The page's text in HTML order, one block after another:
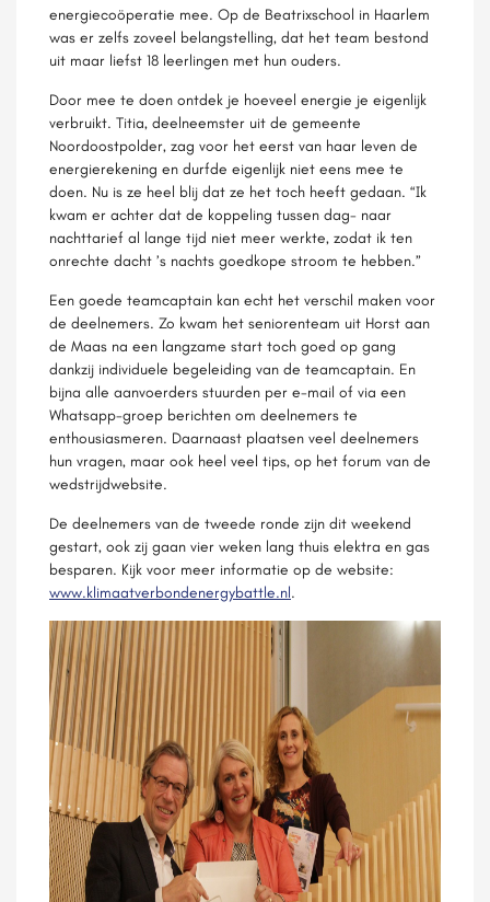
energiecoöperatie mee. Op de Beatrixschool in Haarlem
was er zelfs zoveel belangstelling, dat het team bestond
uit maar liefst 18 leerlingen met hun ouders.
Door mee te doen ontdek je hoeveel energie je eigenlijk
verbruikt. Titia, deelneemster uit de gemeente
Noordoostpolder, zag voor het eerst van haar leven de
energierekening en durfde eigenlijk niet eens mee te
doen. Nu is ze heel blij dat ze het toch heeft gedaan. “Ik
kwam er achter dat de koppeling tussen dag- naar
nachttarief al lange tijd niet meer werkte, zodat ik ten
onrechte dacht ’s nachts goedkope stroom te hebben.”
Een goede teamcaptain kan echt het verschil maken voor
de deelnemers. Zo kwam het seniorenteam uit Horst aan
de Maas na een langzame start toch goed op gang
dankzij individuele begeleiding van de teamcaptain. En
bijna alle aanvoerders stuurden per e-mail of via een
Whatsapp-groep berichten om deelnemers te
enthousiasmeren. Daarnaast plaatsen veel deelnemers
hun vragen, maar ook heel veel tips, op het forum van de
wedstrijdwebsite.
De deelnemers van de tweede ronde zijn dit weekend
gestart, ook zij gaan vier weken lang thuis elektra en gas
besparen. Kijk voor meer informatie op de website:
www.klimaatverbondenergybattle.nl.